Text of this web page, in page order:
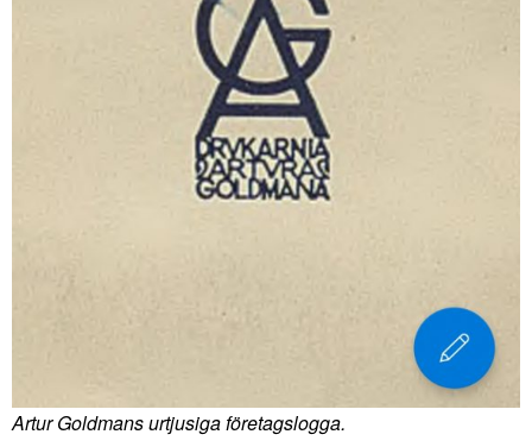
Artur Goldmans urtjusiga företagslogga.